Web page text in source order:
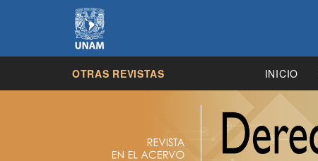
OTRAS REVISTAS INICIO